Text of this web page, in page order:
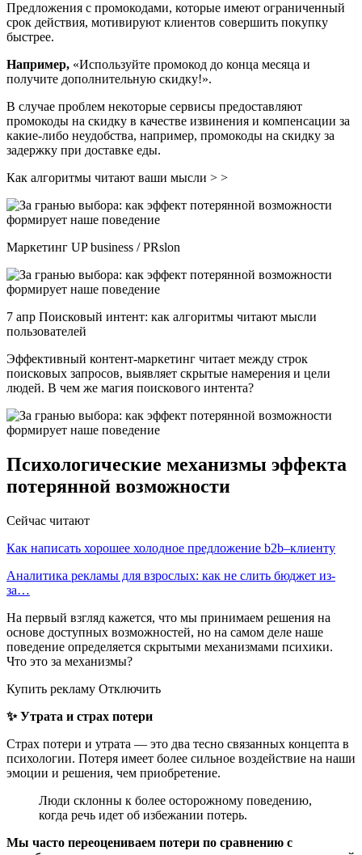
Предложения с промокодами, которые имеют ограниченный
срок действия, мотивируют клиентов совершить покупку
быстрее.
Например, «Используйте промокод до конца месяца и
получите дополнительную скидку!».
В случае проблем некоторые сервисы предоставляют
промокоды на скидку в качестве извинения и компенсации за
какие-либо неудобства, например, промокоды на скидку за
задержку при доставке еды.
Как алгоритмы читают ваши мысли > >
Маркетинг UP business / PRslon
7 апр Поисковый интент: как алгоритмы читают мысли
пользователей
Эффективный контент-маркетинг читает между строк
поисковых запросов, выявляет скрытые намерения и цели
людей. В чем же магия поискового интента?
Психологические механизмы эффекта
потерянной возможности
Сейчас читают
Как написать хорошее холодное предложение b2b–клиенту
Аналитика рекламы для взрослых: как не слить бюджет из-
за…
На первый взгляд кажется, что мы принимаем решения на
основе доступных возможностей, но на самом деле наше
поведение определяется скрытыми механизмами психики.
Что это за механизмы?
Купить рекламу Отключить
✨ Утрата и страх потери
Страх потери и утрата — это два тесно связанных концепта в
психологии. Потеря имеет более сильное воздействие на наши
эмоции и решения, чем приобретение.
Люди склонны к более осторожному поведению,
когда речь идет об избежании потерь.
Мы часто переоцениваем потери по сравнению с